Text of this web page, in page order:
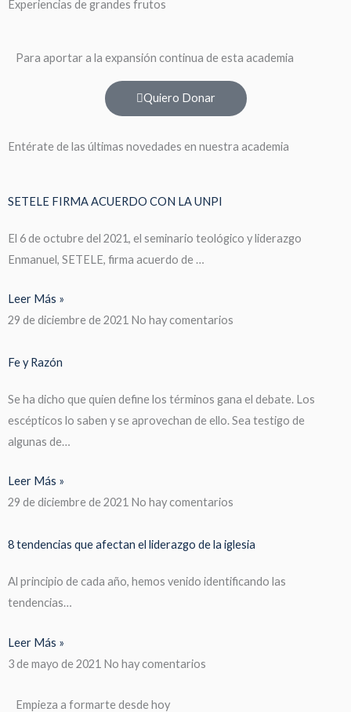
Experiencias de grandes frutos
Para aportar a la expansión continua de esta academia
Quiero Donar
Entérate de las últimas novedades en nuestra academia
SETELE FIRMA ACUERDO CON LA UNPI
El 6 de octubre del 2021, el seminario teológico y liderazgo
Enmanuel, SETELE, firma acuerdo de …
Leer Más »
29 de diciembre de 2021 No hay comentarios
Fe y Razón
Se ha dicho que quien define los términos gana el debate. Los
escépticos lo saben y se aprovechan de ello. Sea testigo de
algunas de…
Leer Más »
29 de diciembre de 2021 No hay comentarios
8 tendencias que afectan el liderazgo de la iglesia
Al principio de cada año, hemos venido identificando las
tendencias…
Leer Más »
3 de mayo de 2021 No hay comentarios
Empieza a formarte desde hoy